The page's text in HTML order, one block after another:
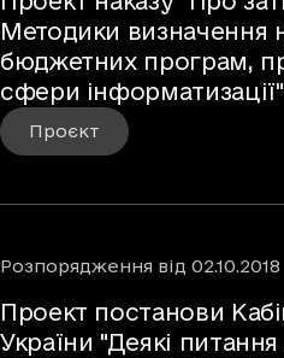
Методики визначення
бюджетних програм,
сфери інформатизації"
Проєкт
Розпорядження від 02.10.2018
Проект постанови
України "Деякі